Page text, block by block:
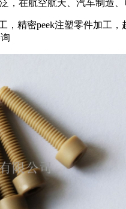
，在航空航天、汽车制造
，精密peek注塑零件加工